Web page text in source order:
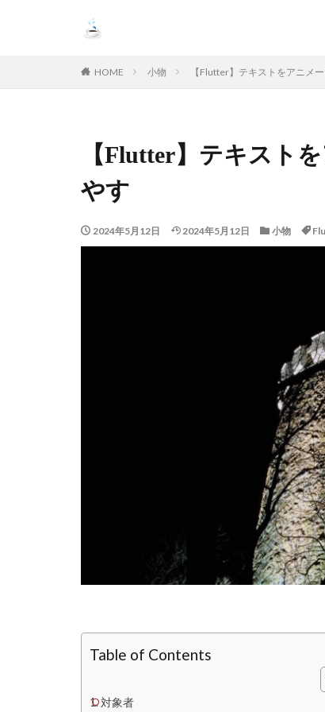
HOME 小物 【Flutter】テキストをアニメ
【Flutter】テキスト
やす
2024年5月12日 2024年5月12日 小物
Table of Contents
対象者